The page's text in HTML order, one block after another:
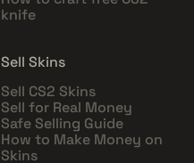
knife
Sell Skins
Sell CS2 Skins
Sell for Real Money
Safe Selling Guide
How to Make Money on
Skins